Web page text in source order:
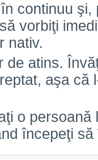
continuu
vorbiţi
nativ.
de atins.
aşa că
o
începeţi